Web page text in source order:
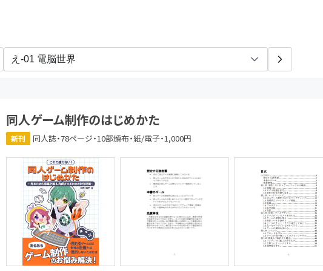
openSUSEユーザ会 くろまめ屋
同人ゲーム制作のはじめかた
新刊 同人誌・78ページ・10部頒布・紙/電子・1,000円